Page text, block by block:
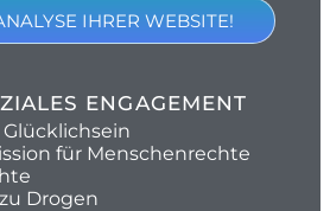
IHRER WEBSITE!
ENGAGEMENT
für Menschenrechte
Drogen